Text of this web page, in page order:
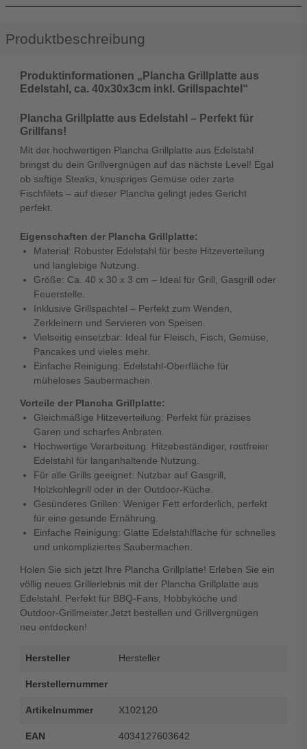
Produktbeschreibung
Produktinformationen „Plancha Grillplatte aus
Edelstahl, ca. 40x30x3cm inkl. Grillspachtel“
Plancha Grillplatte aus Edelstahl – Perfekt für
Grillfans!
Mit der hochwertigen Plancha Grillplatte aus Edelstahl
bringst du dein Grillvergnügen auf das nächste Level! Egal
ob saftige Steaks, knuspriges Gemüse oder zarte
Fischfilets – auf dieser Plancha gelingt jedes Gericht
perfekt.
Eigenschaften der Plancha Grillplatte:
Material: Robuster Edelstahl für beste Hitzeverteilung
und langlebige Nutzung.
Größe: Ca. 40 x 30 x 3 cm – Ideal für Grill, Gasgrill oder
Feuerstelle.
Inklusive Grillspachtel – Perfekt zum Wenden,
Zerkleinern und Servieren von Speisen.
Vielseitig einsetzbar: Ideal für Fleisch, Fisch, Gemüse,
Pancakes und vieles mehr.
Einfache Reinigung: Edelstahl-Oberfläche für
müheloses Saubermachen.
Vorteile der Plancha Grillplatte:
Gleichmäßige Hitzeverteilung: Perfekt für präzises
Garen und scharfes Anbraten.
Hochwertige Verarbeitung: Hitzebeständiger, rostfreier
Edelstahl für langanhaltende Nutzung.
Für alle Grills geeignet: Nutzbar auf Gasgrill,
Holzkohlegrill oder in der Outdoor-Küche.
Gesünderes Grillen: Weniger Fett erforderlich, perfekt
für eine gesunde Ernährung.
Einfache Reinigung: Glatte Edelstahlfläche für schnelles
und unkompliziertes Saubermachen.
Holen Sie sich jetzt Ihre Plancha Grillplatte! Erleben Sie ein
völlig neues Grillerlebnis mit der Plancha Grillplatte aus
Edelstahl. Perfekt für BBQ-Fans, Hobbyköche und
Outdoor-Grillmeister.Jetzt bestellen und Grillvergnügen
neu entdecken!
Hersteller Hersteller
Herstellernummer
Artikelnummer X102120
EAN 4034127603642